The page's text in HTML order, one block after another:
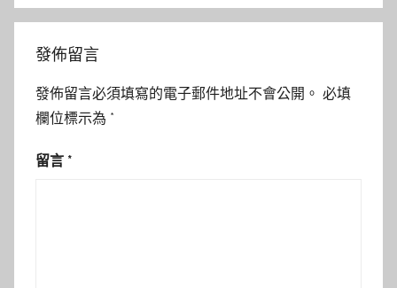
發佈留言
發佈留言必須填寫的電子郵件地址不會公開。 必填
欄位標示為 *
留言 *